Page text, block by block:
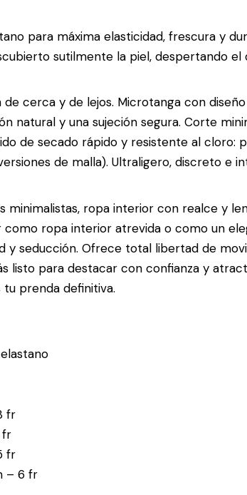
para máxima elasticidad, frescura y
sutilmente la piel, despertando el
cerca y de lejos. Microtanga con
natural y una sujeción segura. Corte
de secado rápido y resistente al cloro:
de malla). Ultraligero, discreto e
minimalistas, ropa interior con realce y
como ropa interior atrevida o como un
y seducción. Ofrece total libertad de
listo para destacar con confianza y
prenda definitiva.
fr
fr
fr
– 6 fr